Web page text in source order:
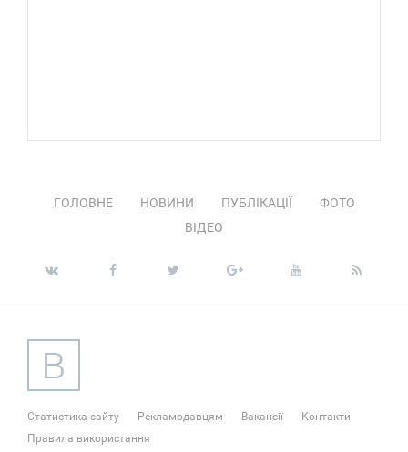
ГОЛОВНЕ НОВИНИ ПУБЛІКАЦІЇ
ФОТО
ВІДЕО
Статистика сайту Рекламодавцям Вакансії
Контакти
Правила використання